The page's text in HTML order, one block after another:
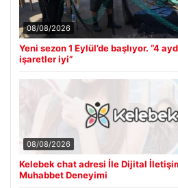
08/08/2026
Yeni sezon 1 Eylül’de başlıyor. “4
işaretler iyi”
08/08/2026
Kelebek chat adresi İle Dijital
Muhabbet Deneyimi